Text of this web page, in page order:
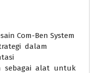
Com-Ben System
dalam
sebagai alat untuk